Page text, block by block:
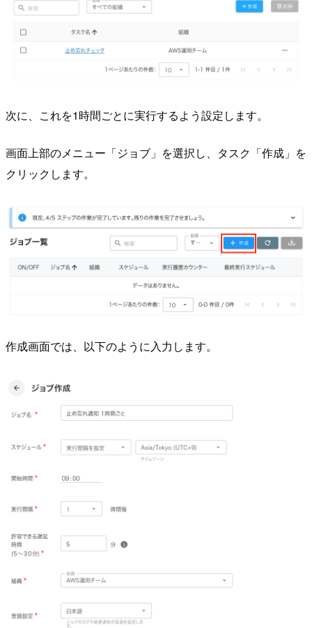
次に、これを1時間ごとに実行するよう設定します。
画面上部のメニュー「ジョブ」を選択し、タスク「作成」を
クリックします。
作成画面では、以下のように入力します。